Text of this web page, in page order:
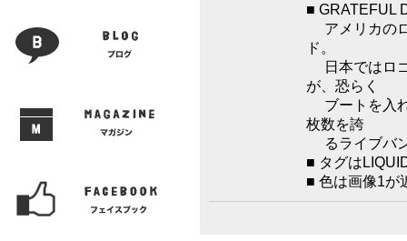
■ GRATEFUL
アメリカの
ド。
日本ではロ
が、恐らく
ブートを入
枚数を誇
るライブバ
■ タグは
■ 色は画像1が